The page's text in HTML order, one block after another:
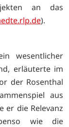
an das
).
wesentlicher
erläuterte im
der Rosenthal
aus
er die Relevanz
wie die